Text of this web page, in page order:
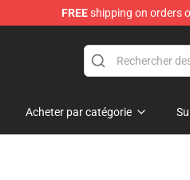
FREEshipping on orders
Acheter par catégorie